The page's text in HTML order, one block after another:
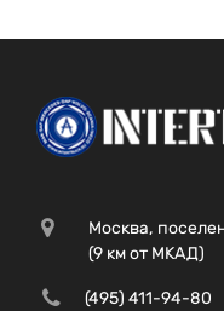
Москва,
(9 км от МКАД)
(495) 411-94-80